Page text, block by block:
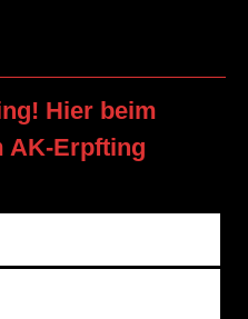
Hier beim
AK-Erpfting